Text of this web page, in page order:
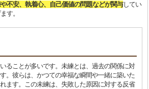
不安、執着心、自己価値の問題などが関与してい
す。
ることが多いです。未練とは、過去の関係に対
。彼らは、かつての幸福な瞬間や一緒に築いた
ます。この未練は、失敗した原因に対する反省